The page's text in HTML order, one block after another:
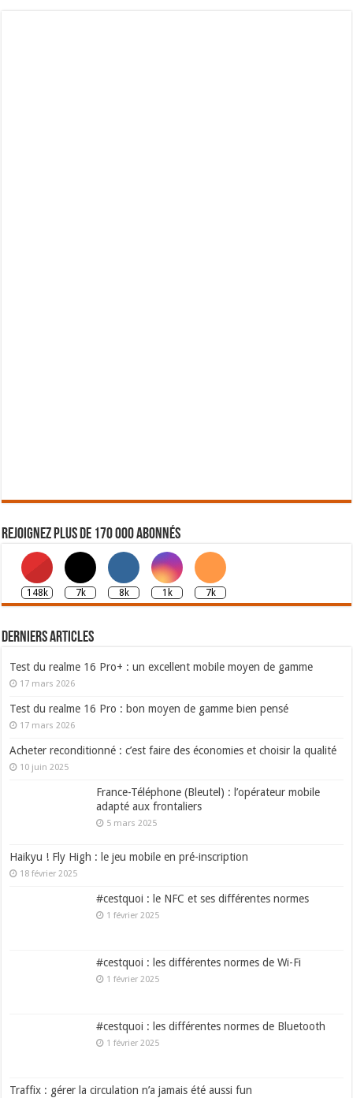
Rejoignez plus de 170 000 abonnés
148k 7k 8k 1k 7k
Derniers articles
Test du realme 16 Pro+ : un excellent mobile moyen de gamme
17 mars 2026
Test du realme 16 Pro : bon moyen de gamme bien pensé
17 mars 2026
Acheter reconditionné : c’est faire des économies et choisir la qualité
10 juin 2025
France-Téléphone (Bleutel) : l’opérateur mobile
adapté aux frontaliers
5 mars 2025
Haikyu ! Fly High : le jeu mobile en pré-inscription
18 février 2025
#cestquoi : le NFC et ses différentes normes
1 février 2025
#cestquoi : les différentes normes de Wi-Fi
1 février 2025
#cestquoi : les différentes normes de Bluetooth
1 février 2025
Traffix : gérer la circulation n’a jamais été aussi fun